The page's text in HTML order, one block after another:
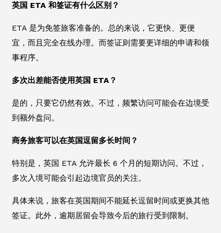
英国 ETA 和签证有什么区别？
ETA 是为免签旅客准备的。总的来说，它更快、更便
宜，而且完全在线办理。而签证则需要更详细的申请和领
事程序。
多次出差能否使用英国 ETA？
是的，只要它仍然有效。不过，频繁访问可能会在边境受
到额外盘问。
商务旅客可以在英国逗留多长时间？
特别是，英国 ETA 允许最长 6 个月的短期访问。不过，
多次入境可能会引起边境官员的关注。
具体来说，旅客在英国期间不能延长逗留时间或更换其他
签证。此外，逾期居留会导致今后的旅行受到限制。